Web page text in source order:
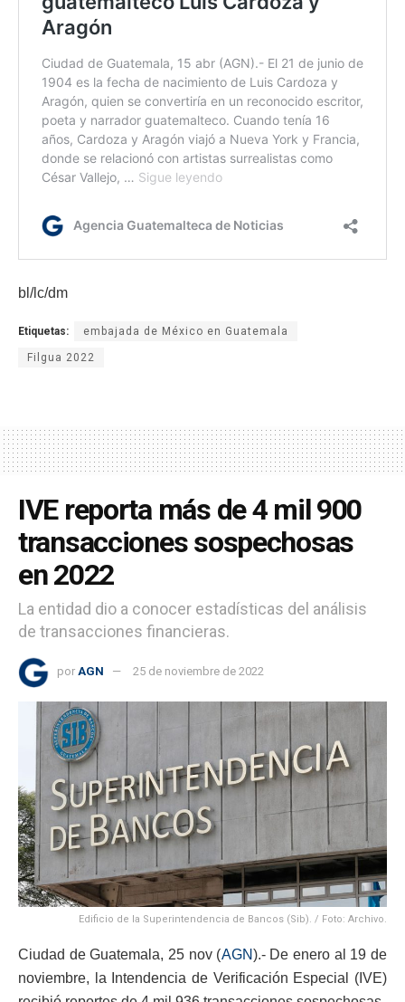
bl/lc/dm
Etiquetas: embajada de México en Guatemala
Filgua 2022
IVE reporta más de 4 mil 900
transacciones sospechosas
en 2022
La entidad dio a conocer estadísticas del análisis
de transacciones financieras.
por AGN 25 de noviembre de 2022
Edificio de la Superintendencia de Bancos (Sib). / Foto: Archivo.
Ciudad de Guatemala, 25 nov (AGN).- De enero al 19 de
noviembre, la Intendencia de Verificación Especial (IVE)